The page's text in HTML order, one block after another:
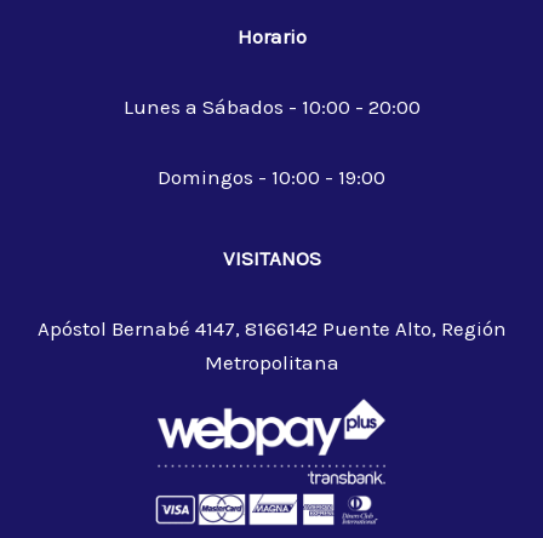
Horario
Lunes a Sábados - 10:00 - 20:00
Domingos - 10:00 - 19:00
VISITANOS
Apóstol Bernabé 4147, 8166142 Puente Alto, Región
Metropolitana